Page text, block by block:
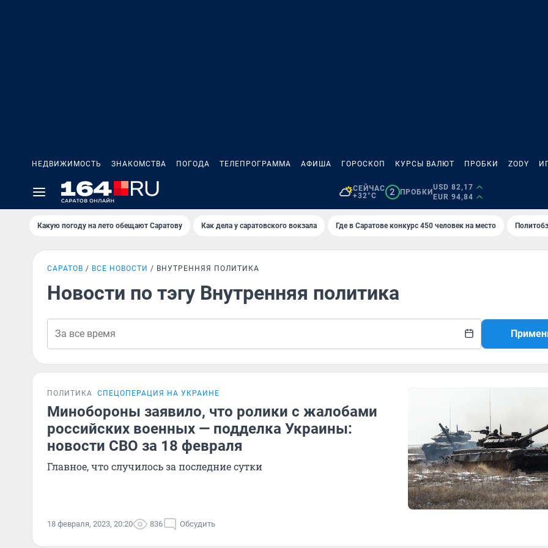
НЕДВИЖИМОСТЬ ЗНАКОМСТВА ПОГОДА ТЕЛЕПРОГРАММА АФИША ГОРОСКОП КУРСЫ ВАЛЮТ ПРОБКИ ZODY
СЕЙЧАС
+32°C
2 ПРОБКИ
USD 82,17
EUR 94,84
Какую погоду на лето обещают Саратову Как дела у саратовского вокзала Где в Саратове конкурс 450 человек на место
САРАТОВ ВСЕ НОВОСТИ ВНУТРЕННЯЯ ПОЛИТИКА
Новости по тэгу Внутренняя политика
ПОЛИТИКА СПЕЦОПЕРАЦИЯ НА УКРАИНЕ
Минобороны заявило, что ролики с жалобами
российских военных — подделка Украины:
новости СВО за 18 февраля
Главное, что случилось за последние сутки
18 февраля, 2023, 20:20 836 Обсудить